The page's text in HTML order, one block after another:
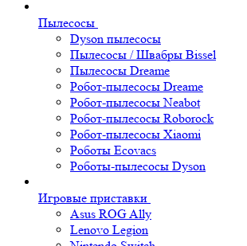
Пылесосы
Dyson пылесосы
Пылесосы / Швабры Bissel
Пылесосы Dreame
Робот-пылесосы Dreame
Робот-пылесосы Neabot
Робот-пылесосы Roborock
Робот-пылесосы Xiaomi
Роботы Ecovacs
Роботы-пылесосы Dyson
Игровые приставки
Asus ROG Ally
Lenovo Legion